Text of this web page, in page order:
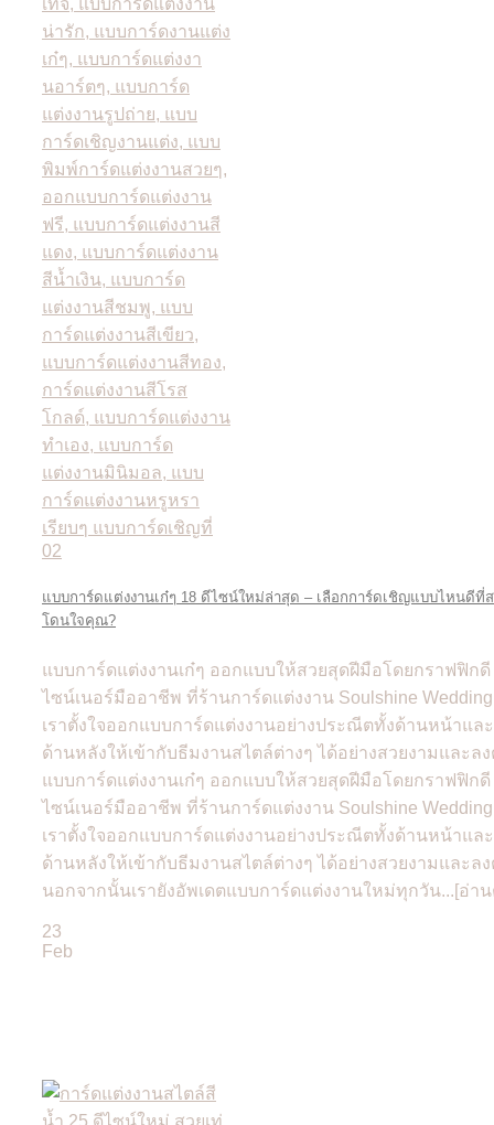
แบบการ์ดแต่งงานเก๋ๆ 18 ดีไซน์ใหม่ล่าสุด – เลือกการ์ดเชิญแบบไหนดีที่
โดนใจคุณ?
แบบการ์ดแต่งงานเก๋ๆ ออกแบบให้สวยสุดฝีมือโดยกราฟฟิกดี
ไซน์เนอร์มืออาชีพ ที่ร้านการ์ดแต่งงาน Soulshine Wedding
เราตั้งใจออกแบบการ์ดแต่งงานอย่างประณีตทั้งด้านหน้าและ
ด้านหลังให้เข้ากับธีมงานสไตล์ต่างๆ ได้อย่างสวยงามและล
แบบการ์ดแต่งงานเก๋ๆ ออกแบบให้สวยสุดฝีมือโดยกราฟฟิกดี
ไซน์เนอร์มืออาชีพ ที่ร้านการ์ดแต่งงาน Soulshine Wedding
เราตั้งใจออกแบบการ์ดแต่งงานอย่างประณีตทั้งด้านหน้าและ
ด้านหลังให้เข้ากับธีมงานสไตล์ต่างๆ ได้อย่างสวยงามและล
นอกจากนั้นเรายังอัพเดตแบบการ์ดแต่งงานใหม่ทุกวัน...[อ่า
23
Feb